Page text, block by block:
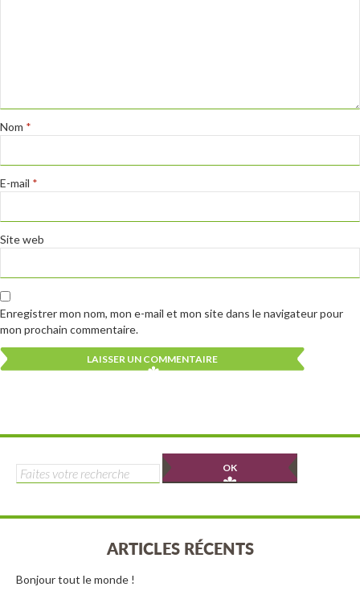
Nom *
E-mail *
Site web
Enregistrer mon nom, mon e-mail et mon site dans le navigateur pour
mon prochain commentaire.
Rechercher :
ARTICLES RÉCENTS
Bonjour tout le monde !